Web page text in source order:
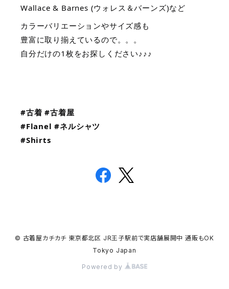
Wallace & Barnes (ウォレス＆バーンズ)など
カラーバリエーションやサイズ感も
豊富に取り揃えているので。。。
自分だけの1枚をお探しください♪♪♪
#古着 #古着屋
#Flanel #ネルシャツ
#Shirts
© 古着屋カチカチ 東京都北区 JR王子駅前で実店舗展開中 通販もOK
Tokyo Japan
Powered by